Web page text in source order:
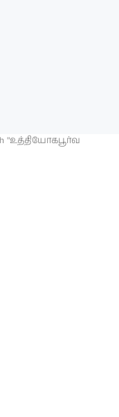
"உத்தியோகபூர்வ